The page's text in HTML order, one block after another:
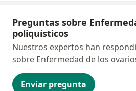
Preguntas sobre
poliquísticos
Enviar pregunta
Nuestros expertos han
sobre Enfermedad de los